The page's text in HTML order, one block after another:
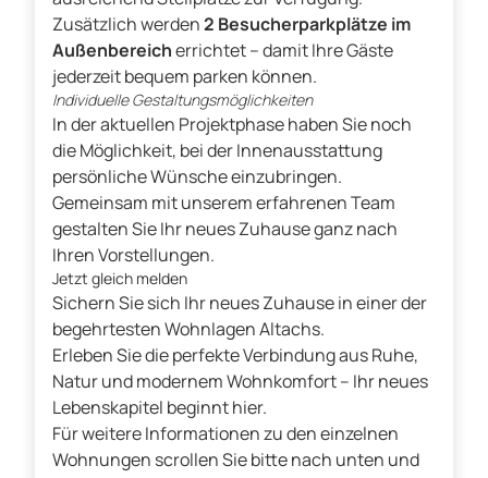
Zusätzlich werden2 Besucherparkplätze im
Außenbereicherrichtet – damit Ihre Gäste
jederzeit bequem parken können.
Individuelle Gestaltungsmöglichkeiten
In der aktuellen Projektphase haben Sie noch
die Möglichkeit, bei der Innenausstattung
persönliche Wünsche einzubringen.
Gemeinsam mit unserem erfahrenen Team
gestalten Sie Ihr neues Zuhause ganz nach
Ihren Vorstellungen.
Jetzt gleich melden
Sichern Sie sich Ihr neues Zuhause in einer der
begehrtesten Wohnlagen Altachs.
Erleben Sie die perfekte Verbindung aus Ruhe,
Natur und modernem Wohnkomfort – Ihr neues
Lebenskapitel beginnt hier.
Für weitere Informationen zu den einzelnen
Wohnungen scrollen Sie bitte nach unten und